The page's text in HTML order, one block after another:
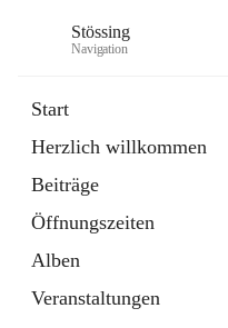
Stössing
Navigation
Start
Herzlich willkommen
Beiträge
Öffnungszeiten
Alben
Veranstaltungen
Datei
in
Tab
Kindergarten
öffnet
in
neuem
Tab